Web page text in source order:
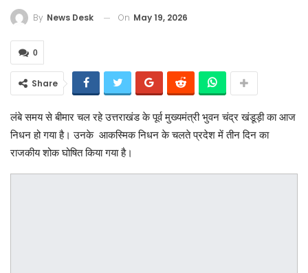
By News Desk On May 19, 2026
0
Share
लंबे समय से बीमार चल रहे उत्तराखंड के पूर्व मुख्यमंत्री भुवन चंद्र खंडूड़ी का आज
निधन हो गया है। उनके आकस्मिक निधन के चलते प्रदेश में तीन दिन का
राजकीय शोक घोषित किया गया है।